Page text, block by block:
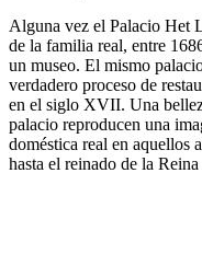
Alguna vez el Palacio Het
de la familia real, entre
un museo. El mismo
verdadero proceso de
en el siglo XVII. Una
palacio reproducen una
doméstica real en aquellos
hasta el reinado de la